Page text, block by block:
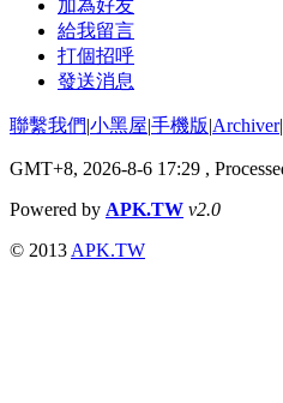
加為好友
給我留言
打個招呼
發送消息
聯繫我們|小黑屋|手機版|Archiver|
GMT+8, 2026-8-6 17:29 ,
Powered by APK.TW v2.0
© 2013 APK.TW